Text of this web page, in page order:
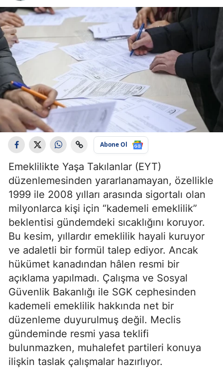
Abone Ol
Emeklilikte Yaşa Takılanlar (EYT)
düzenlemesinden yararlanamayan, özellikle
1999 ile 2008 yılları arasında sigortalı olan
milyonlarca kişi için “kademeli emeklilik”
beklentisi gündemdeki sıcaklığını koruyor.
Bu kesim, yıllardır emeklilik hayali kuruyor
ve adaletli bir formül talep ediyor. Ancak
hükümet kanadından hâlen resmi bir
açıklama yapılmadı. Çalışma ve Sosyal
Güvenlik Bakanlığı ile SGK cephesinden
kademeli emeklilik hakkında net bir
düzenleme duyurulmuş değil. Meclis
gündeminde resmi yasa teklifi
bulunmazken, muhalefet partileri konuya
ilişkin taslak çalışmalar hazırlıyor.